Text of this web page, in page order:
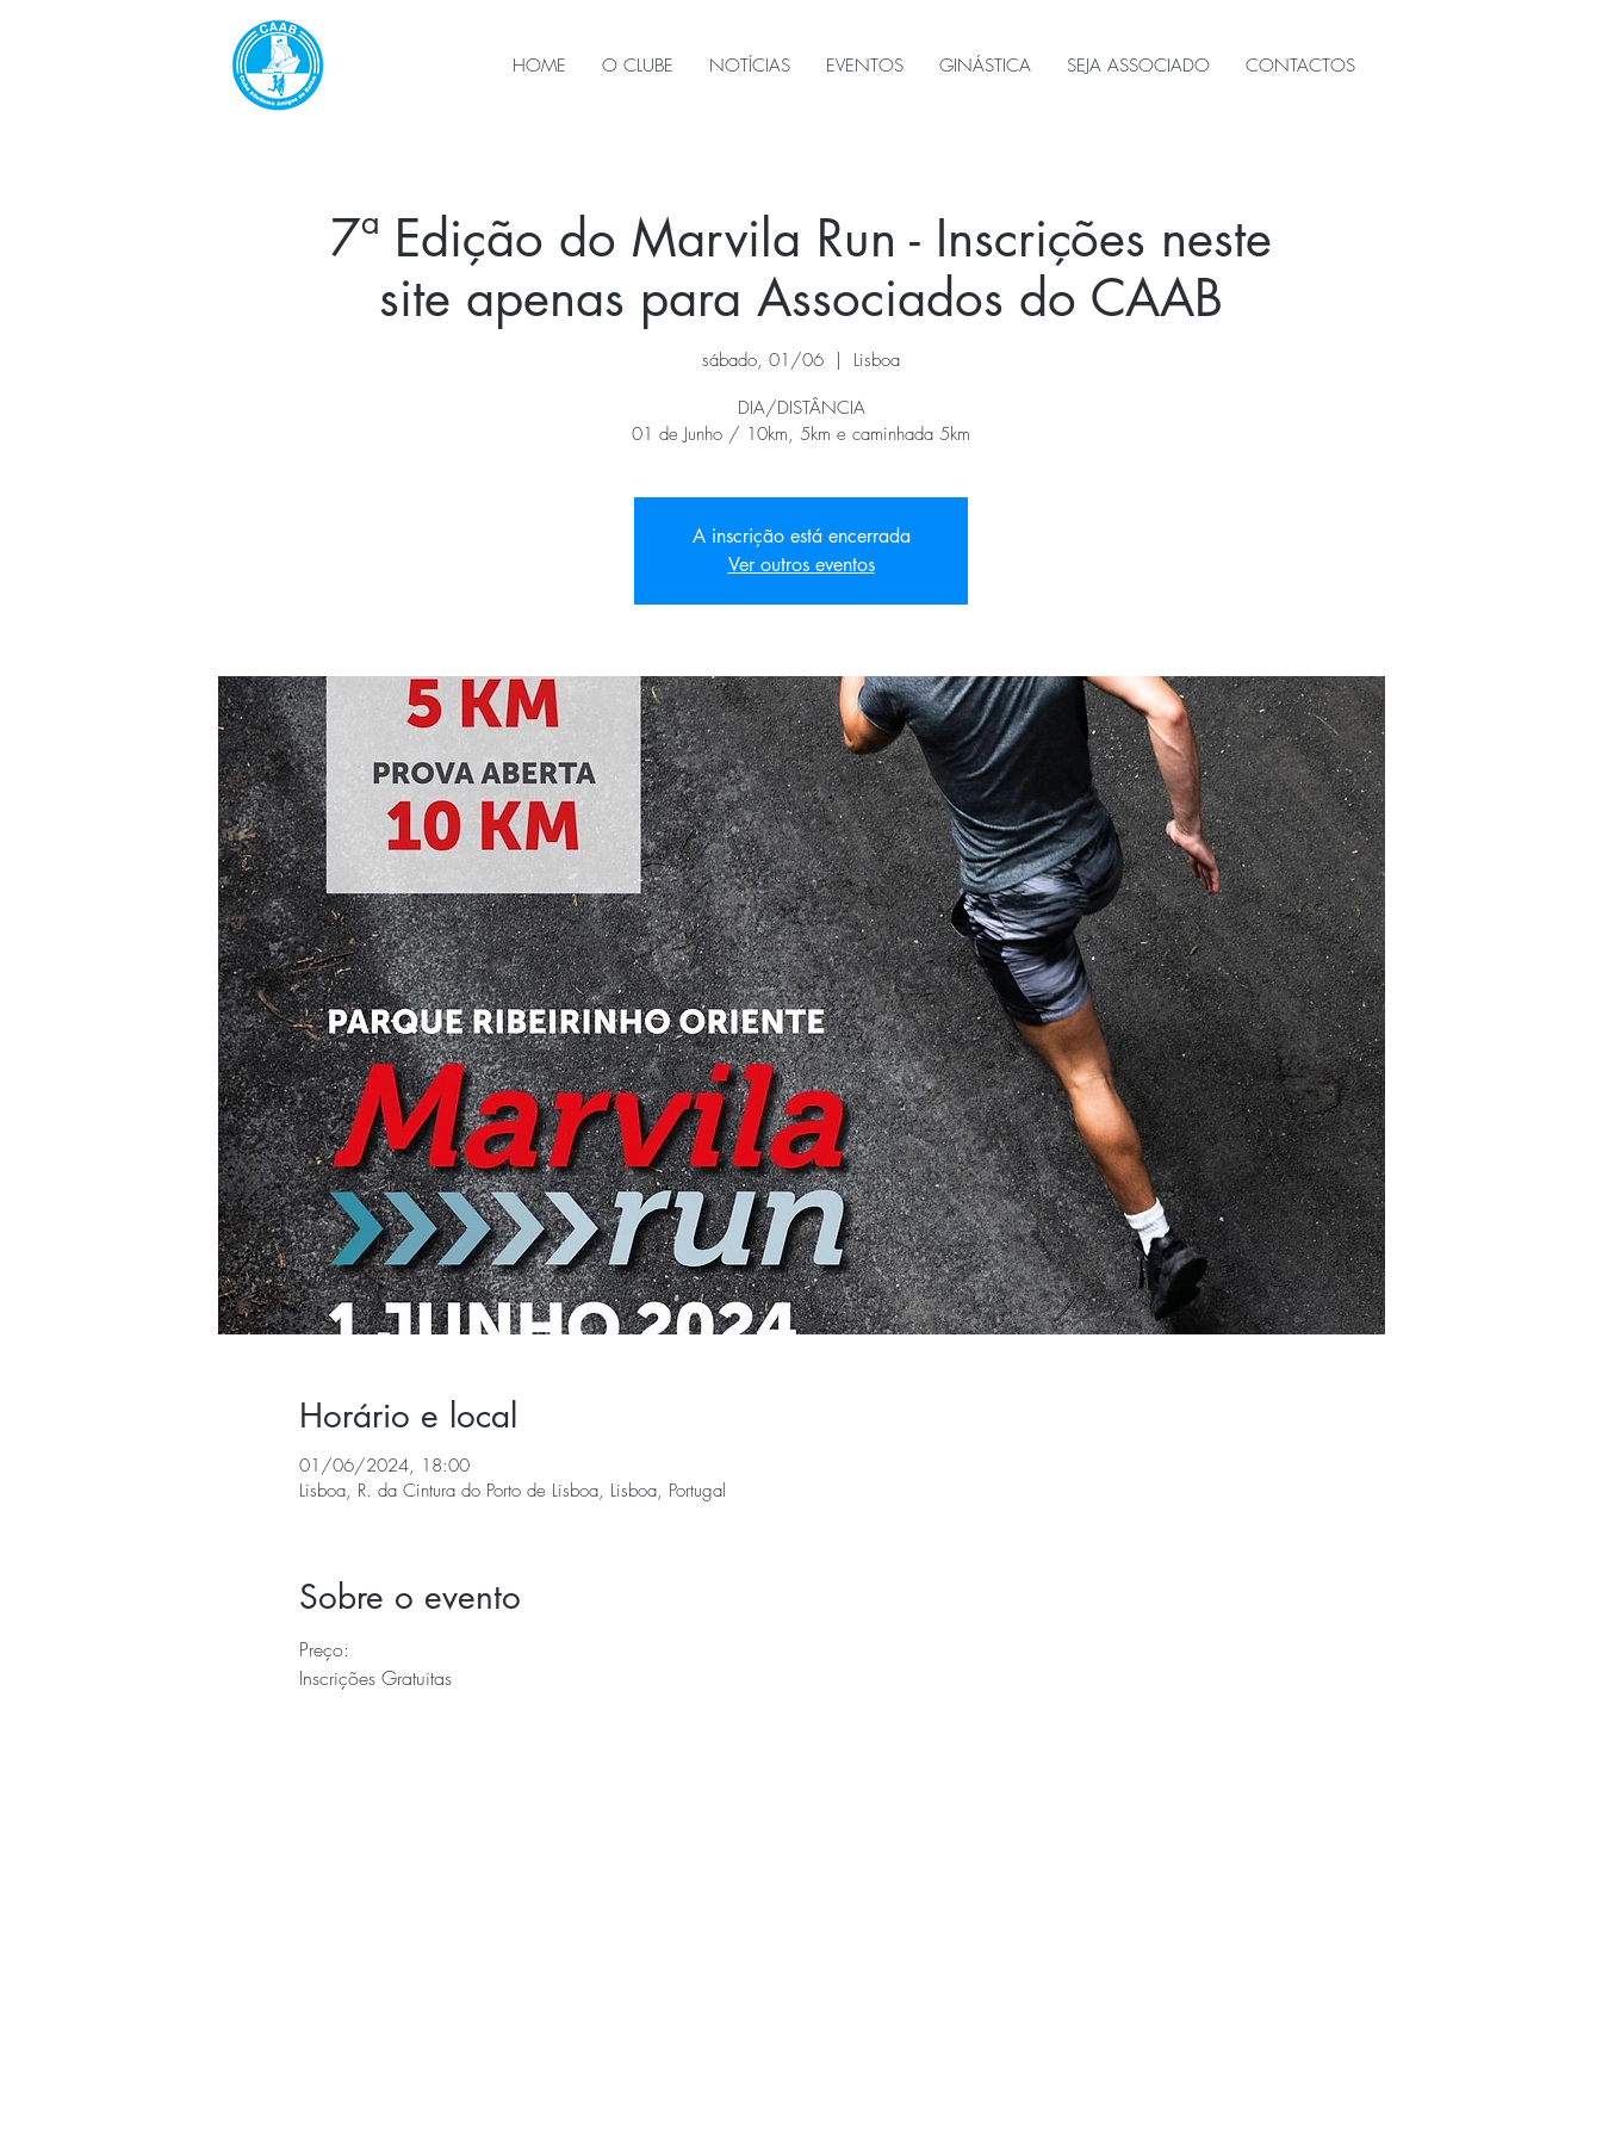
HOME O CLUBE NOTÍCIAS EVENTOS GINÁSTICA SEJA ASSOCIADO CONTACTOS
7ª Edição do Marvila Run - Inscrições neste
site apenas para Associados do CAAB
sábado, 01/06
  |
Lisboa
DIA/DISTÂNCIA
01 de Junho / 10km, 5km e caminhada 5km
A inscrição está encerrada
Ver outros eventos
Horário e local
01/06/2024, 18:00
Lisboa, R. da Cintura do Porto de Lisboa, Lisboa, Portugal
Sobre o evento
Preço:
Inscrições Gratuitas